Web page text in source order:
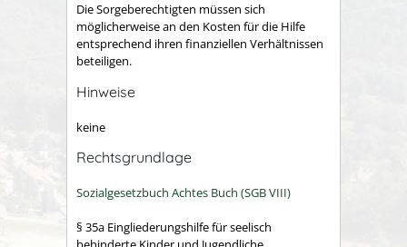
Die Sorgeberechtigten müssen sich
möglicherweise an den Kosten für die Hilfe
entsprechend ihren finanziellen Verhältnissen
beteiligen.
Hinweise
keine
Rechtsgrundlage
Sozialgesetzbuch Achtes Buch (SGB VIII)
§ 35a Eingliederungshilfe für seelisch